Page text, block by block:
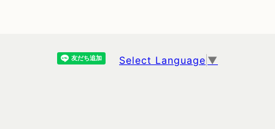
Select Language ▼